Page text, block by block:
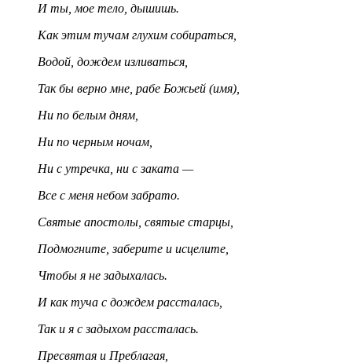
И ты, мое тело, дышишь.
Как этим тучам глухим собираться,
Водой, дождем изливаться,
Так бы верно мне, рабе Божьей (имя),
Ни по белым дням,
Ни по черным ночам,
Ни с утречка, ни с заката —
Все с меня небом забрато.
Святые апостолы, святые старцы,
Подмогните, заберите и исцелите,
Чтобы я не задыхалась.
И как туча с дождем рассталась,
Так и я с задыхом рассталась.
Пресвятая и Преблагая,